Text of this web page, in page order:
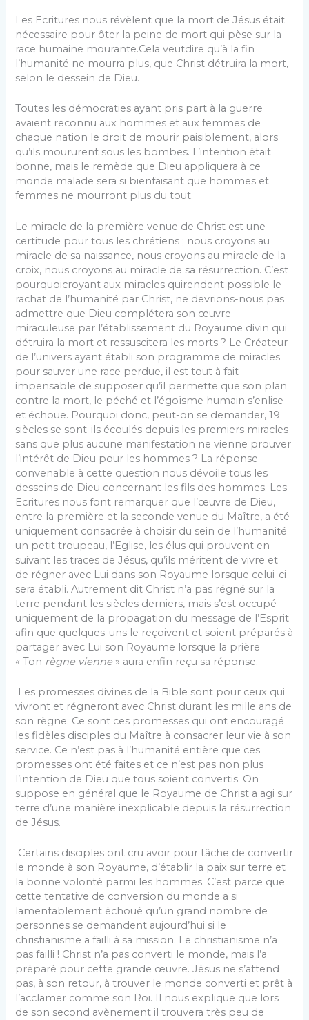
Les Ecritures nous révèlent que la mort de Jésus était
nécessaire pour ôter la peine de mort qui pèse sur la
race humaine mourante.Cela veutdire qu’à la fin
l’humanité ne mourra plus, que Christ détruira la mort,
selon le dessein de Dieu.
Toutes les démocraties ayant pris part à la guerre
avaient reconnu aux hommes et aux femmes de
chaque nation le droit de mourir paisiblement, alors
qu’ils moururent sous les bombes. L’intention était
bonne, mais le remède que Dieu appliquera à ce
monde malade sera si bienfaisant que hommes et
femmes ne mourront plus du tout.
Le miracle de la première venue de Christ est une
certitude pour tous les chrétiens ; nous croyons au
miracle de sa naissance, nous croyons au miracle de la
croix, nous croyons au miracle de sa résurrection. C’est
pourquoicroyant aux miracles quirendent possible le
rachat de l’humanité par Christ, ne devrions-nous pas
admettre que Dieu complétera son œuvre
miraculeuse par l’établissement du Royaume divin qui
détruira la mort et ressuscitera les morts ? Le Créateur
de l’univers ayant établi son programme de miracles
pour sauver une race perdue, il est tout à fait
impensable de supposer qu’il permette que son plan
contre la mort, le péché et l’égoïsme humain s’enlise
et échoue. Pourquoi donc, peut-on se demander, 19
siècles se sont-ils écoulés depuis les premiers miracles
sans que plus aucune manifestation ne vienne prouver
l’intérêt de Dieu pour les hommes ? La réponse
convenable à cette question nous dévoile tous les
desseins de Dieu concernant les fils des hommes. Les
Ecritures nous font remarquer que l’œuvre de Dieu,
entre la première et la seconde venue du Maître, a été
uniquement consacrée à choisir du sein de l’humanité
un petit troupeau, l’Eglise, les élus qui prouvent en
suivant les traces de Jésus, qu’ils méritent de vivre et
de régner avec Lui dans son Royaume lorsque celui-ci
sera établi. Autrement dit Christ n’a pas régné sur la
terre pendant les siècles derniers, mais s’est occupé
uniquement de la propagation du message de l’Esprit
afin que quelques-uns le reçoivent et soient préparés à
partager avec Lui son Royaume lorsque la prière
« Ton règne vienne» aura enfin reçu sa réponse.
Les promesses divines de la Bible sont pour ceux qui
vivront et régneront avec Christ durant les mille ans de
son règne. Ce sont ces promesses qui ont encouragé
les fidèles disciples du Maître à consacrer leur vie à son
service. Ce n’est pas à l’humanité entière que ces
promesses ont été faites et ce n’est pas non plus
l’intention de Dieu que tous soient convertis. On
suppose en général que le Royaume de Christ a agi sur
terre d’une manière inexplicable depuis la résurrection
de Jésus.
Certains disciples ont cru avoir pour tâche de convertir
le monde à son Royaume, d’établir la paix sur terre et
la bonne volonté parmi les hommes. C’est parce que
cette tentative de conversion du monde a si
lamentablement échoué qu’un grand nombre de
personnes se demandent aujourd’hui si le
christianisme a failli à sa mission. Le christianisme n’a
pas failli ! Christ n’a pas converti le monde, mais l’a
préparé pour cette grande œuvre. Jésus ne s’attend
pas, à son retour, à trouver le monde converti et prêt à
l’acclamer comme son Roi. Il nous explique que lors
de son second avènement il trouvera très peu de